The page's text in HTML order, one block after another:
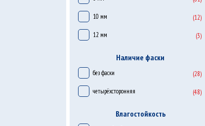
10 мм (12)
12 мм (3)
Наличие фаски
без фаски (28)
четырёхсторонняя (48)
Влагостойкость